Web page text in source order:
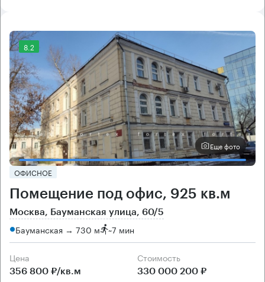
8.2
Еще фото
ОФИСНОЕ
Помещение под офис, 925 кв.м
Москва, Бауманская улица, 60/5
Бауманская → 730 м ~7 мин
Цена
356 800 ₽/кв.м
Cтоимость
330 000 200 ₽